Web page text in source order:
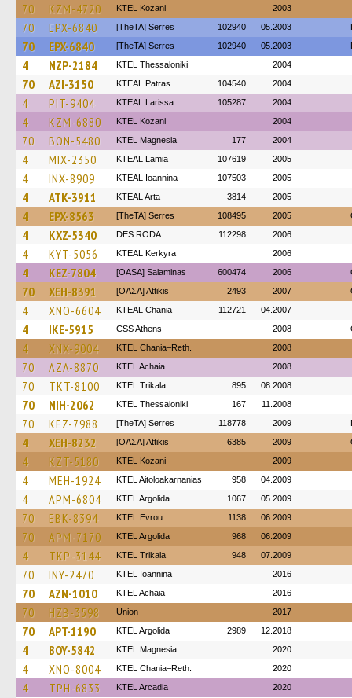
70 KZM-4720 ΚΤΕL Kozani 2003
70 EPX-6840 [TheTA] Serres 102940 05.2003
70 EPX-6840 [TheTA] Serres 102940 05.2003
4 NZP-2184 KTEL Thessaloniki 2004
70 AZI-3150 KTEAL Patras 104540 2004
4 PIT-9404 KTEAL Larissa 105287 2004
4 KZM-6880 ΚΤΕL Kozani 2004
70 BON-5480 ΚΤΕL Magnesia 177 2004
4 MIX-2350 KTEAL Lamia 107619 2005
4 INX-8909 KTEAL Ioannina 107503 2005
4 ATK-3911 KTEAL Arta 3814 2005
4 EPX-8563 [TheTA] Serres 108495 2005
4 KXZ-5340 DES RODA 112298 2006
4 KYT-5056 KTEAL Kerkyra 2006
4 KEZ-7804 [OASA] Salaminas 600474 2006
70 XEH-8391 [ΟΑΣΑ] Αttikis 2493 2007
4 XNO-6604 KTEAL Chania 112721 04.2007
4 IKE-5915 CSS Athens 2008
4 XNX-9004 KTEL Chania–Reth. 2008
70 AZA-8870 KTEL Achaia 2008
70 TKT-8100 ΚΤΕL Τrikala 895 08.2008
70 NIH-2062 KTEL Thessaloniki 167 11.2008
70 KEZ-7988 [TheTA] Serres 118778 2009
4 XEH-8232 [ΟΑΣΑ] Αttikis 6385 2009
4 KZT-5180 ΚΤΕL Kozani 2009
4 MEH-1924 KTEL Aitoloakarnanias 958 04.2009
4 APM-6804 KTEL Argolida 1067 05.2009
70 EBK-8394 KTEL Evrou 1138 06.2009
70 APM-7170 KTEL Argolida 968 06.2009
4 TKP-3144 ΚΤΕL Τrikala 948 07.2009
70 INY-2470 KTEL Ioannina 2016
70 AZN-1010 KTEL Achaia 2016
70 HZB-3598 Union 2017
70 APT-1190 KTEL Argolida 2989 12.2018
4 BOY-5842 ΚΤΕL Magnesia 2020
4 XNO-8004 KTEL Chania–Reth. 2020
4 TPH-6833 KTEL Arcadia 2020